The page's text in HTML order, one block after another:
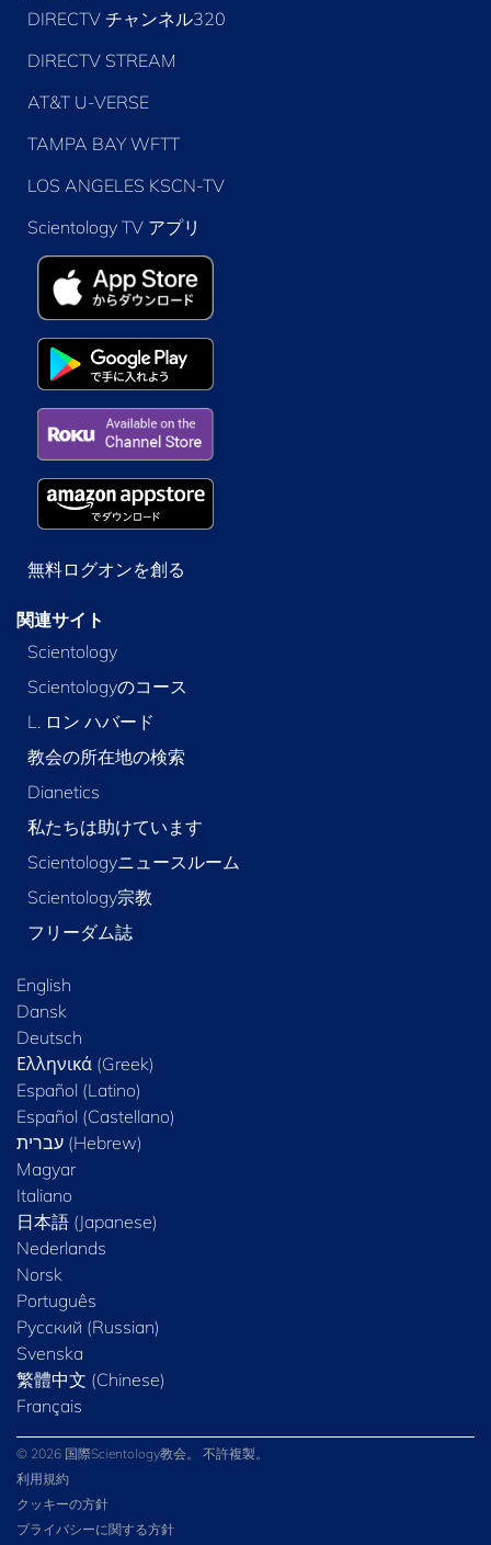
DIRECTV チャンネル320
DIRECTV STREAM
AT&T U-VERSE
TAMPA BAY WFTT
LOS ANGELES KSCN-TV
Scientology TV アプリ
無料ログオンを創る
関連サイト
Scientology
Scientologyのコース
L. ロン ハバード
教会の所在地の検索
Dianetics
私たちは助けています
Scientologyニュースルーム
Scientology宗教
フリーダム誌
English
Dansk
Deutsch
Ελληνικά (Greek)
Español (Latino)
Español (Castellano)
Magyar
Italiano
日本語 (Japanese)
Nederlands
Norsk
Português
Русский (Russian)
Svenska
繁體中文 (Chinese)
Français
© 2026 国際Scientology教会。 不許複製。
利用規約
クッキーの方針
プライバシーに関する方針